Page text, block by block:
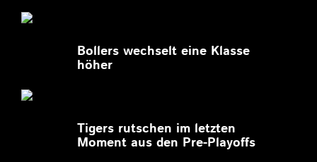
Bollers wechselt eine Klasse
höher
Tigers rutschen im letzten
Moment aus den Pre-Playoffs